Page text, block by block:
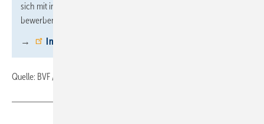
sich mit innovativen Lösungen und Best-Practice-Beispielen
bewerben. Die Bewerbungsfrist endet am 30. Juni 2026.
→ Informationen und Bewerbung
Quelle: BVF / fl